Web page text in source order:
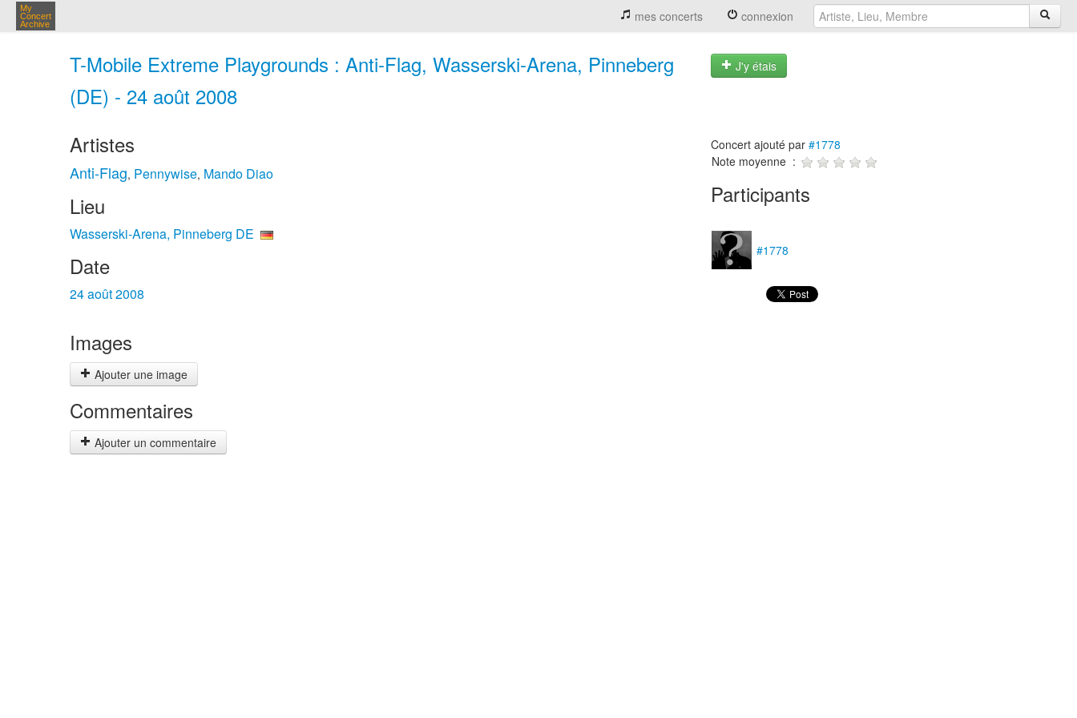
My
Concert
Archive
mes concerts connexion
T-Mobile Extreme Playgrounds : Anti‐Flag, Wasserski-Arena, Pinneberg
(DE) - 24 août 2008
J'y étais
Artistes
Anti‐Flag, Pennywise, Mando Diao
Lieu
Wasserski-Arena, Pinneberg DE
Date
24 août 2008
Images
Ajouter une image
Commentaires
Ajouter un commentaire
Concert ajouté par #1778
Note moyenne :
Participants
#1778